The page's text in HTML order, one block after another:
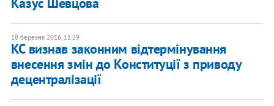
18 березня 2016, 11:29
КС визнав законним відтермінування
внесення змін до Конституції з приводу
децентралізації